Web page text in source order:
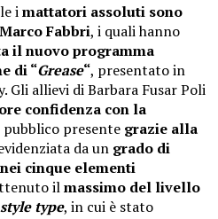
imattatori assoluti sono
Fabbri, i quali hanno
il nuovo programma
di “Grease“, presentato in
Gli allievi di Barbara Fusar Poli
confidenza con la
presente grazie alla
da un grado di
cinque elementi
ilmassimo del livello
type, in cui è stato